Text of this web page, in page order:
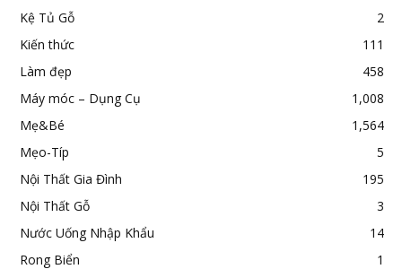
Kệ Tủ Gỗ
2
Kiến thức
111
Làm đẹp
458
Máy móc – Dụng Cụ
1,008
Mẹ&Bé
1,564
Mẹo-Típ
5
Nội Thất Gia Đình
195
Nội Thất Gỗ
3
Nước Uống Nhập Khẩu
14
Rong Biển
1